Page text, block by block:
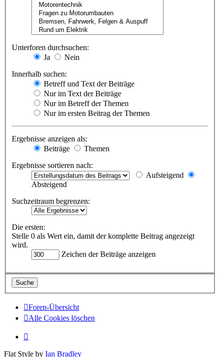
Unterforen durchsuchen:
Ja
Nein
Innerhalb suchen:
Betreff und Text der Beiträge
Nur im Text der Beiträge
Nur im Betreff der Themen
Nur im ersten Beitrag der Themen
Ergebnisse anzeigen als:
Beiträge
Themen
Ergebnisse sortieren nach:
Aufsteigend
Absteigend
Suchzeitraum begrenzen:
Die ersten:
Stelle 0 als Wert ein, damit der komplette Beitrag angezeigt
wird.
Zeichen der Beiträge anzeigen
Foren-Übersicht
Alle Cookies löschen
Flat Style by Ian Bradley